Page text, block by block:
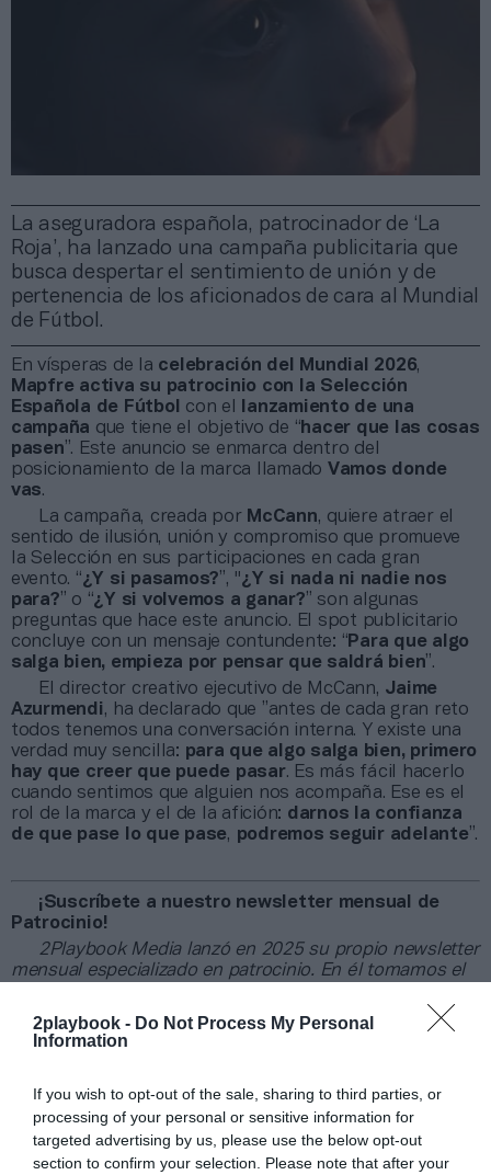
2playbook - Do Not Process My Personal
Information
If you wish to opt-out of the sale, sharing to third parties, or
processing of your personal or sensitive information for
targeted advertising by us, please use the below opt-out
section to confirm your selection. Please note that after your
La aseguradora española, patrocinador de ‘La
Roja’, ha lanzado una campaña publicitaria que
busca despertar el sentimiento de unión y de
pertenencia de los aficionados de cara al Mundial
de Fútbol.
En vísperas de la celebración del Mundial 2026,
Mapfre activa su patrocinio con la Selección
Española de Fútbol
con el
lanzamiento de una
campaña que tiene el objetivo de “ hacer que las cosas
pasen”. Este anuncio se enmarca dentro del
posicionamiento de la marca llamado Vamos donde
vas.
La campaña, creada porMcCann, quiere atraer el
sentido de ilusión, unión y compromiso que promueve
la Selección en sus participaciones en cada gran
evento. “¿Y si pasamos?”, "¿Y si nada ni nadie nos
para?” o “¿Y si volvemos a ganar?” son algunas
preguntas que hace este anuncio. El spot publicitario
concluye con un mensaje contundente: “ Para que algo
salga bien, empieza por pensar que saldrá bien”.
El director creativo ejecutivo de McCann, Jaime
Azurmendi , ha declarado que ”antes de cada gran reto
todos tenemos una conversación interna. Y existe una
verdad muy sencilla: para que algo salga bien, primero
hay que creer que puede pasar. Es más fácil hacerlo
cuando sentimos que alguien nos acompaña. Ese es el
rol de la marca y el de la afición: darnos la confianza
de que pase lo que pase, podremos seguir adelante”.
¡Suscríbete a nuestro newsletter mensual de
Patrocinio!
2Playbook Media lanzó en 2025 su propio newsletter
mensual especializado en patrocinio. En él tomamos el
actualidad del sector, además de ofrecer un recap de los
principales contratos de patrocinio cerrados en España,
Añadir2Playbookcomo fuente preferida de Google
de forma gratuita
Mantente informado con las últimas noticias de actualidad.